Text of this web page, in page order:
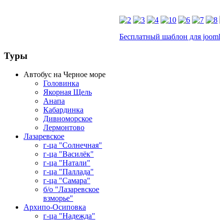
Бесплатный шаблон для
Туры
Автобус на Черное море
Головинка
Якорная Щель
Анапа
Кабардинка
Дивноморское
Лермонтово
Лазаревское
г-ца "Солнечная"
г-ца "Василёк"
г-ца "Натали"
г-ца "Паллада"
г-ца "Самара"
б/о "Лазаревское
взморье"
Архипо-Осиповка
г-ца "Надежда"